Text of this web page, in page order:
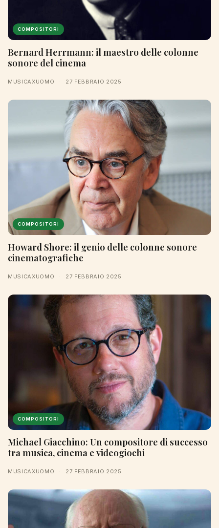
COMPOSITORI
Bernard Herrmann: il maestro delle colonne
sonore del cinema
MUSICAXUOMO · 27 FEBBRAIO 2025
COMPOSITORI
Howard Shore: il genio delle colonne sonore
cinematografiche
MUSICAXUOMO · 27 FEBBRAIO 2025
COMPOSITORI
Michael Giacchino: Un compositore di successo
tra musica, cinema e videogiochi
MUSICAXUOMO · 27 FEBBRAIO 2025